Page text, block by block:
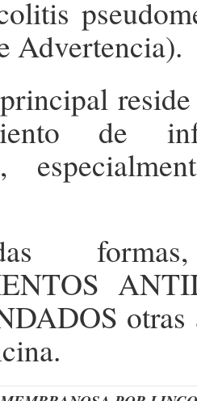
Advertencia).
de
otras